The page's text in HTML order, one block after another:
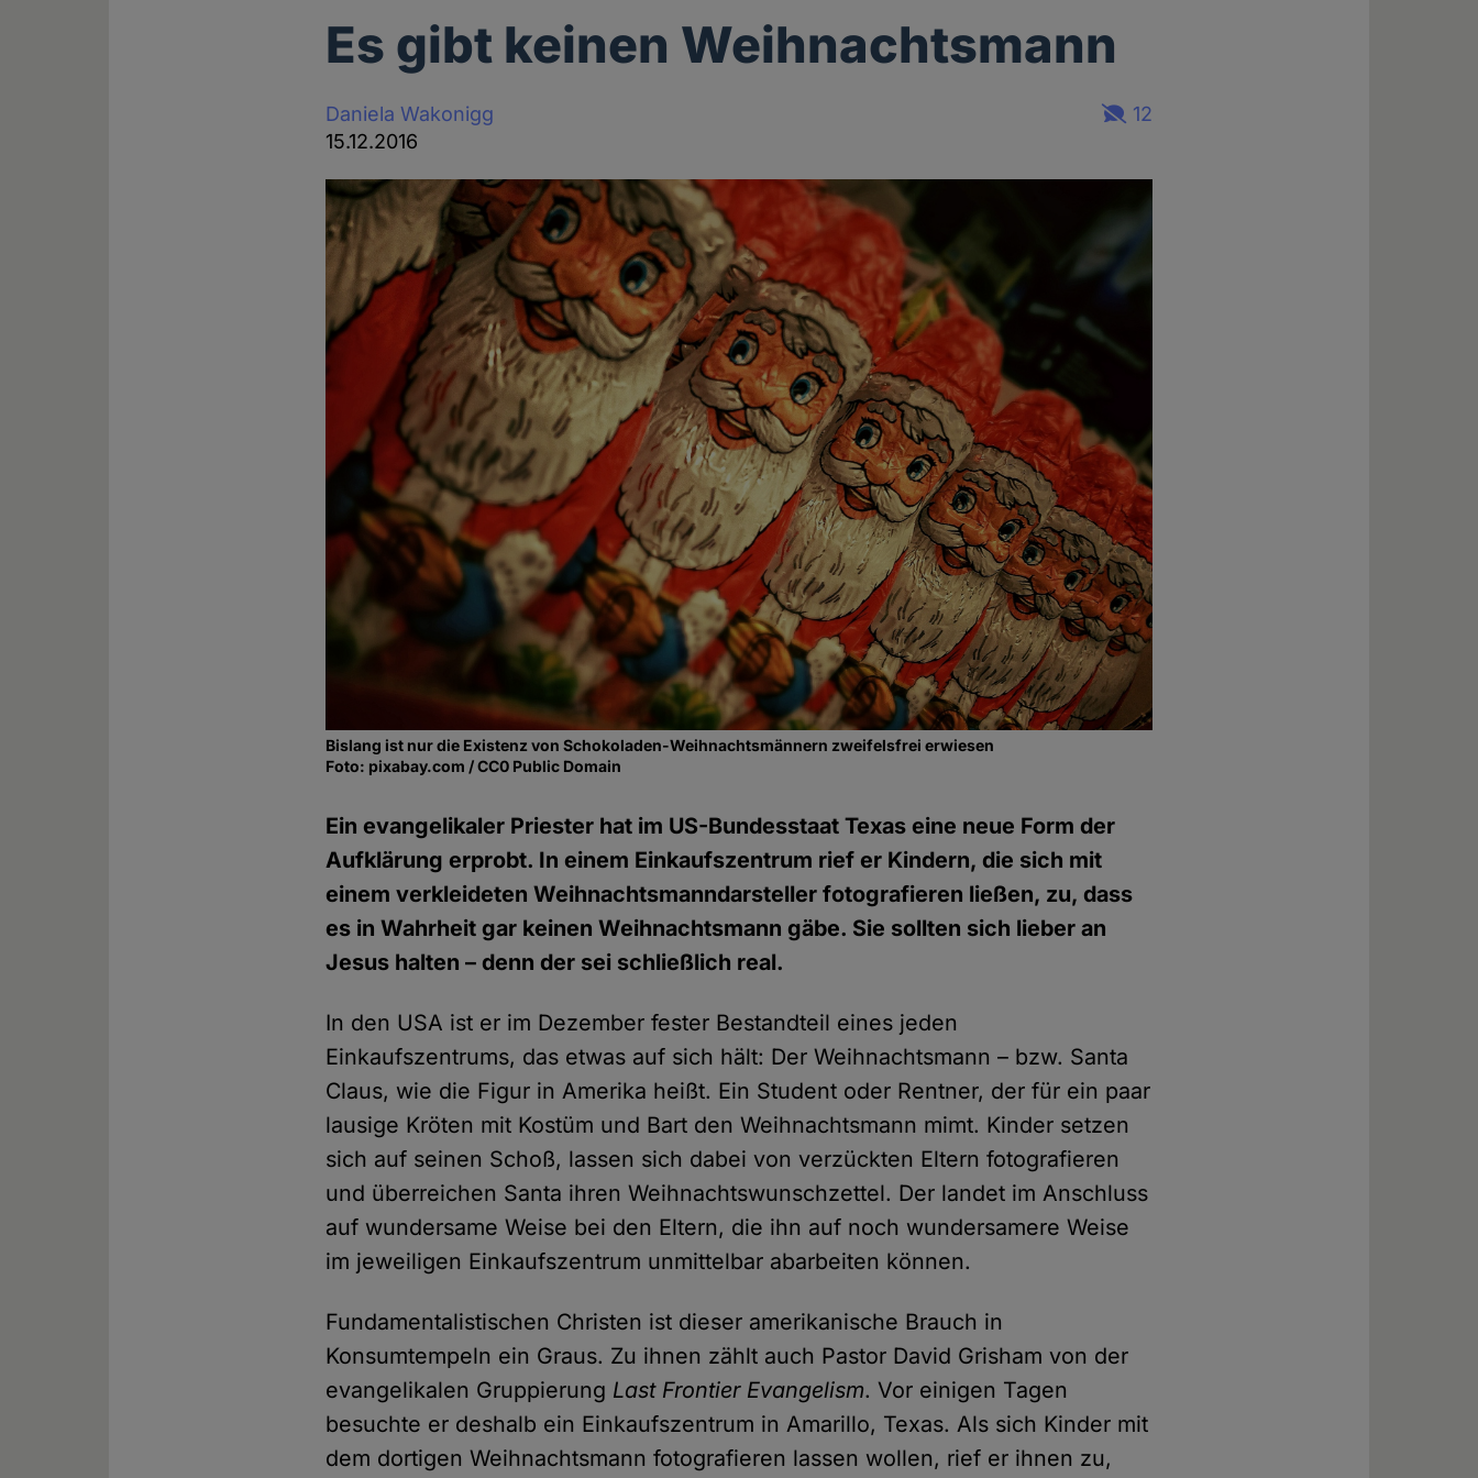
Es gibt keinen Weihnachtsmann
Daniela Wakonigg
15.12.2016
12
Bislang ist nur die Existenz von Schokoladen-Weihnachtsmännern zweifelsfrei erwiesen
Foto: pixabay.com / CC0 Public Domain
Ein evangelikaler Priester hat im US-Bundesstaat Texas eine neue Form der
Aufklärung erprobt. In einem Einkaufszentrum rief er Kindern, die sich mit
einem verkleideten Weihnachtsmanndarsteller fotografieren ließen, zu, dass
es in Wahrheit gar keinen Weihnachtsmann gäbe. Sie sollten sich lieber an
Jesus halten – denn der sei schließlich real.
In den USA ist er im Dezember fester Bestandteil eines jeden
Einkaufszentrums, das etwas auf sich hält: Der Weihnachtsmann – bzw. Santa
Claus, wie die Figur in Amerika heißt. Ein Student oder Rentner, der für ein paar
lausige Kröten mit Kostüm und Bart den Weihnachtsmann mimt. Kinder setzen
sich auf seinen Schoß, lassen sich dabei von verzückten Eltern fotografieren
und überreichen Santa ihren Weihnachtswunschzettel. Der landet im Anschluss
auf wundersame Weise bei den Eltern, die ihn auf noch wundersamere Weise
im jeweiligen Einkaufszentrum unmittelbar abarbeiten können.
Fundamentalistischen Christen ist dieser amerikanische Brauch in
Konsumtempeln ein Graus. Zu ihnen zählt auch Pastor David Grisham von der
evangelikalen Gruppierung Last Frontier Evangelism. Vor einigen Tagen
besuchte er deshalb ein Einkaufszentrum in Amarillo, Texas. Als sich Kinder mit
dem dortigen Weihnachtsmann fotografieren lassen wollen, rief er ihnen zu,